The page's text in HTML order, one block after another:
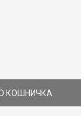
КОШНИЧКА